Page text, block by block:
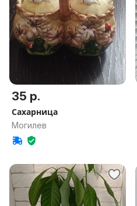
35 р.
Сахарница
Могилев